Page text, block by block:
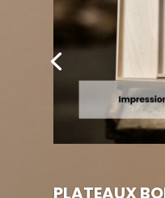
PLATEAUX